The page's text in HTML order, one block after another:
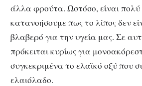
άλλα φρούτα. Ωστόσο, είναι πολύ
κατανοήσουμε πως το λίπος δεν
βλαβερό για την υγεία μας. Σε
πρόκειται κυρίως για
συγκεκριμένα το ελαϊκό οξύ που
ελαιόλαδο.